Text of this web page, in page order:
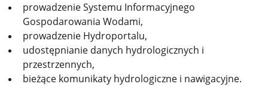
prowadzenie Systemu Informacyjnego
Gospodarowania Wodami,
prowadzenie Hydroportalu,
udostępnianie danych hydrologicznych i
przestrzennych,
bieżące komunikaty hydrologiczne i nawigacyjne.